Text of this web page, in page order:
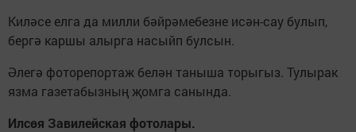
Киләсе елга да милли бәйрәмебезне исән-сау булып,
бергә каршы алырга насыйп булсын.
Әлегә фоторепортаж белән таныша торыгыз. Тулырак
язма газетабызның җомга санында.
Илсөя Завилейская фотолары.